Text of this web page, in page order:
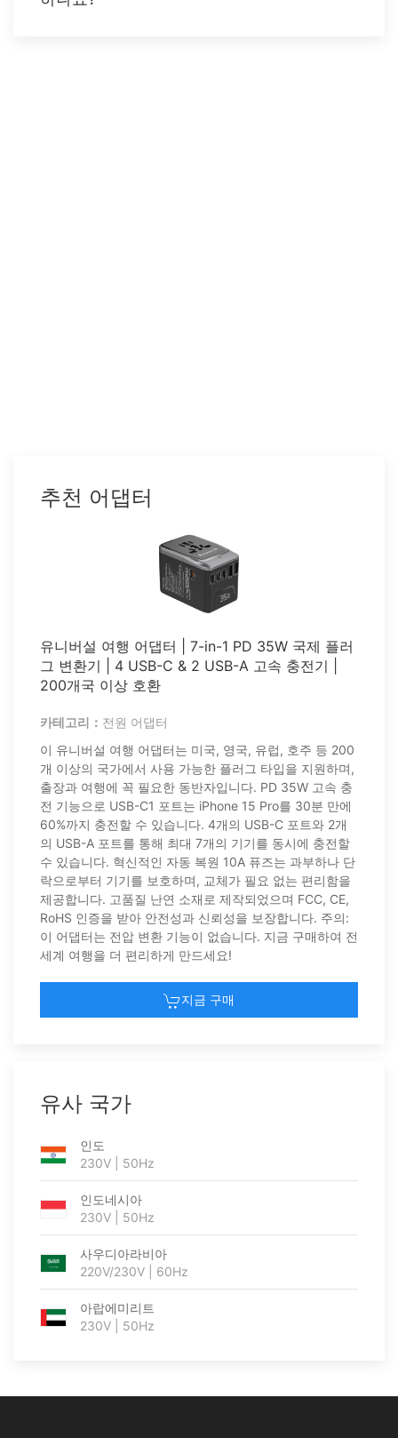
추천 어댑터
유니버설 여행 어댑터 | 7-in-1 PD 35W 국제 플러
그 변환기 | 4 USB-C & 2 USB-A 고속 충전기 |
200개국 이상 호환
카테고리： 전원 어댑터
이 유니버설 여행 어댑터는 미국, 영국, 유럽, 호주 등 200
개 이상의 국가에서 사용 가능한 플러그 타입을 지원하며,
출장과 여행에 꼭 필요한 동반자입니다. PD 35W 고속 충
전 기능으로 USB-C1 포트는 iPhone 15 Pro를 30분 만에
60%까지 충전할 수 있습니다. 4개의 USB-C 포트와 2개
의 USB-A 포트를 통해 최대 7개의 기기를 동시에 충전할
수 있습니다. 혁신적인 자동 복원 10A 퓨즈는 과부하나 단
락으로부터 기기를 보호하며, 교체가 필요 없는 편리함을
제공합니다. 고품질 난연 소재로 제작되었으며 FCC, CE,
RoHS 인증을 받아 안전성과 신뢰성을 보장합니다. 주의:
이 어댑터는 전압 변환 기능이 없습니다. 지금 구매하여 전
세계 여행을 더 편리하게 만드세요!
지금 구매
유사 국가
인도
230V | 50Hz
인도네시아
230V | 50Hz
사우디아라비아
220V/230V | 60Hz
아랍에미리트
230V | 50Hz